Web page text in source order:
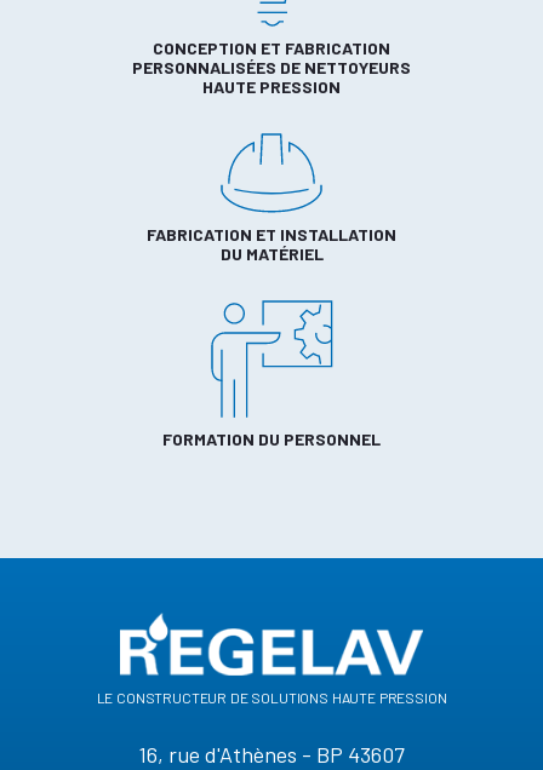
CONCEPTION ET FABRICATION
PERSONNALISÉES DE NETTOYEURS
HAUTE PRESSION
FABRICATION ET INSTALLATION
DU MATÉRIEL
FORMATION DU PERSONNEL
le constructeur de solutions haute pression
16, rue d'Athènes - BP 43607